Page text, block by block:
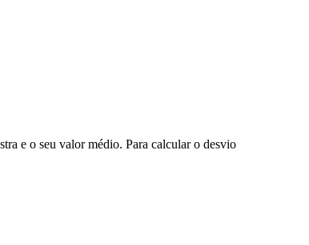
e o seu valor médio. Para calcular o desvio